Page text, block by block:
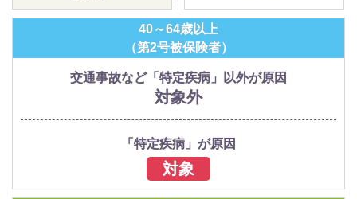
40～64歳以上
（第2号被保険者）
交通事故など「特定疾病」以外が原因
対象外
「特定疾病」が原因
対象